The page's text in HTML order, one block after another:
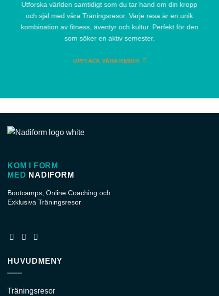
Utforska världen samtidigt som du tar hand om din kropp
och själ med våra Träningsresor. Varje resa är en unik
kombination av fitness, äventyr och kultur. Perfekt för den
som söker en aktiv semester.
UPPTÄCK VÅRA RESOR
KOM I FORM
MED NADIFORM
Bootcamps, Online Coaching och
Exklusiva Träningsresor
HUVUDMENY
Träningsresor